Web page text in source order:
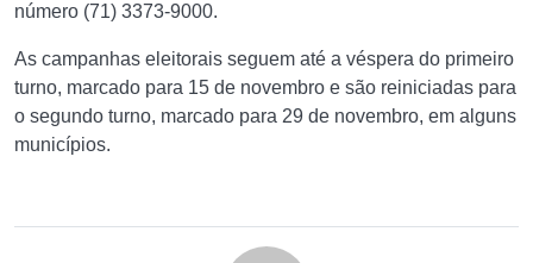
número (71) 3373-9000.
As campanhas eleitorais seguem até a véspera do primeiro
turno, marcado para 15 de novembro e são reiniciadas para
o segundo turno, marcado para 29 de novembro, em alguns
municípios.